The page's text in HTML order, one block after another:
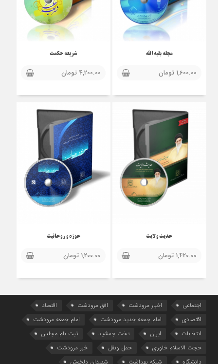
مجله بقیه الله
1,600.00 تومان
شریعه حکمت
4,200.00 تومان
حدیث ولایت
1,420.00 تومان
حوزه و روحانیت
1,200.00 تومان
اجتماعی اخبار مرودشت افق مرودشت
اقتصاد
اقتصادی
امام جمعه جدید مرودشت
امام جمعه مرودشت
انتخابات
ایران تخت جمشید
ثبت نام مجلس
حجت الاسلام خاوری
حمل ونقل
خبر مرودشت
دانشگاه
شبکه بهداشت شهیدان دلخوش